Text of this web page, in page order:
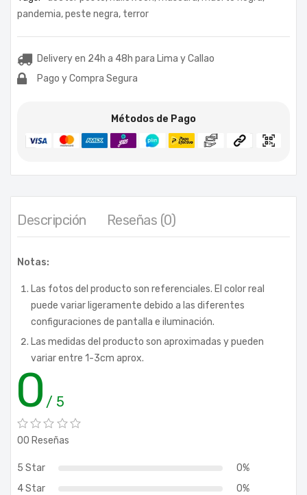
pandemia,peste negra, terror
Delivery en 24h a 48h para Lima y Callao
Pago y Compra Segura
Métodos de Pago
Descripción Reseñas (0)
Notas:
Las fotos del producto son referenciales. El color real
puede variar ligeramente debido a las diferentes
configuraciones de pantalla e iluminación.
Las medidas del producto son aproximadas y pueden
variar entre 1-3cm aprox.
0 / 5
00 Reseñas
5 Star
0%
4 Star
0%